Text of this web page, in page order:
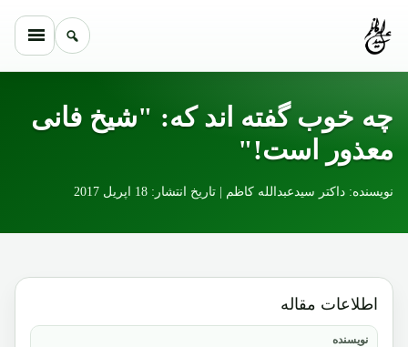
چه خوب گفته اند که: "شیخ فانی
معذور است!"
نویسنده: داکتر سیدعبدالله کاظم | تاریخ انتشار: 18 اپریل 2017
اطلاعات مقاله
نویسنده